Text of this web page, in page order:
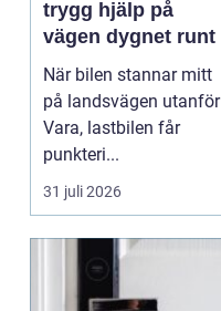
trygg hjälp på
vägen dygnet runt
När bilen stannar mitt
på landsvägen utanför
Vara, lastbilen får
punkteri...
31 juli 2026